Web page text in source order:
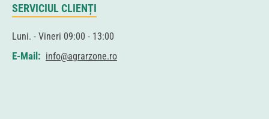
SERVICIUL CLIENȚI
Luni. - Vineri 09:00 - 13:00
E-Mail: info@agrarzone.ro